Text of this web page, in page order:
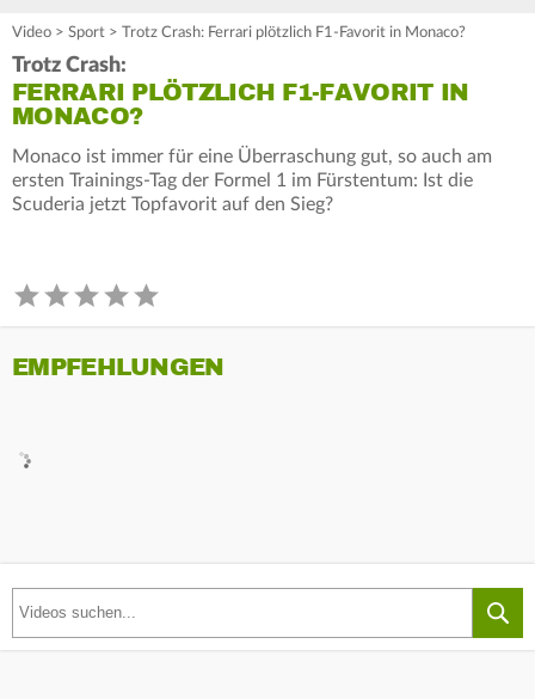
Video > Sport > Trotz Crash: Ferrari plötzlich F1-Favorit in Monaco?
Trotz Crash:
FERRARI PLÖTZLICH F1-FAVORIT IN
MONACO?
Monaco ist immer für eine Überraschung gut, so auch am
ersten Trainings-Tag der Formel 1 im Fürstentum: Ist die
Scuderia jetzt Topfavorit auf den Sieg?
EMPFEHLUNGEN